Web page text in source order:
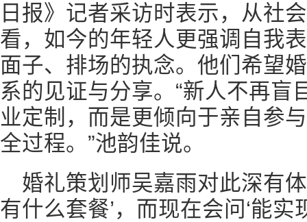
日报》记者采访时表示，从社
看，如今的年轻人更强调自我
面子、排场的执念。他们希望
系的见证与分享。“新人不再盲
业定制，而是更倾向于亲自参
全过程。”池韵佳说。
婚礼策划师吴嘉雨对此深有
有什么套餐’，而现在会问‘能实